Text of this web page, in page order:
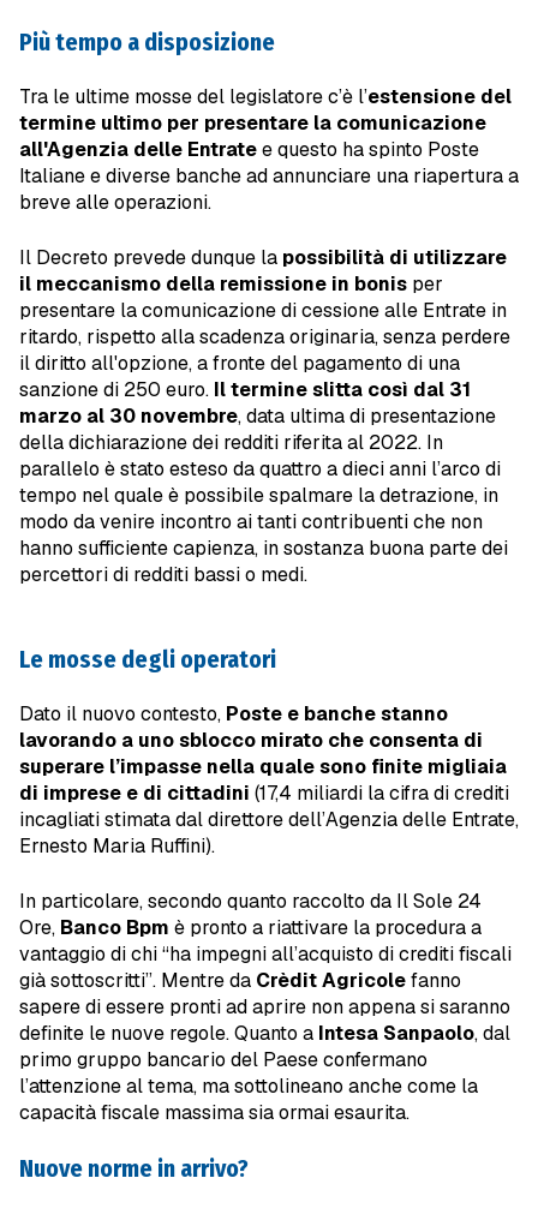
Più tempo a disposizione
Tra le ultime mosse del legislatore c’è l’estensione del
termine ultimo per presentare la comunicazione
all'Agenzia delle Entratee questo ha spinto Poste
Italiane e diverse banche ad annunciare una riapertura a
breve alle operazioni.
Il Decreto prevede dunque la possibilità di utilizzare
il meccanismo della remissione in bonis per
presentare la comunicazione di cessione alle Entrate in
ritardo, rispetto alla scadenza originaria, senza perdere
il diritto all'opzione, a fronte del pagamento di una
sanzione di 250 euro. Il termine slitta così dal 31
marzo al 30 novembre, data ultima di presentazione
della dichiarazione dei redditi riferita al 2022. In
parallelo è stato esteso da quattro a dieci anni l’arco di
tempo nel quale è possibile spalmare la detrazione, in
modo da venire incontro ai tanti contribuenti che non
hanno sufficiente capienza, in sostanza buona parte dei
percettori di redditi bassi o medi.
Le mosse degli operatori
Dato il nuovo contesto, Poste e banche stanno
lavorando a uno sblocco mirato che consenta di
superare l’impasse nella quale sono finite migliaia
di imprese e di cittadini (17,4 miliardi la cifra di crediti
incagliati stimata dal direttore dell’Agenzia delle Entrate,
Ernesto Maria Ruffini).
In particolare, secondo quanto raccolto da Il Sole 24
Ore, Banco Bpm è pronto a riattivare la procedura a
vantaggio di chi “ha impegni all’acquisto di crediti fiscali
già sottoscritti”. Mentre da Crèdit Agricolefanno
sapere di essere pronti ad aprire non appena si saranno
definite le nuove regole. Quanto a Intesa Sanpaolo, dal
primo gruppo bancario del Paese confermano
l’attenzione al tema, ma sottolineano anche come la
capacità fiscale massima sia ormai esaurita.
Nuove norme in arrivo?